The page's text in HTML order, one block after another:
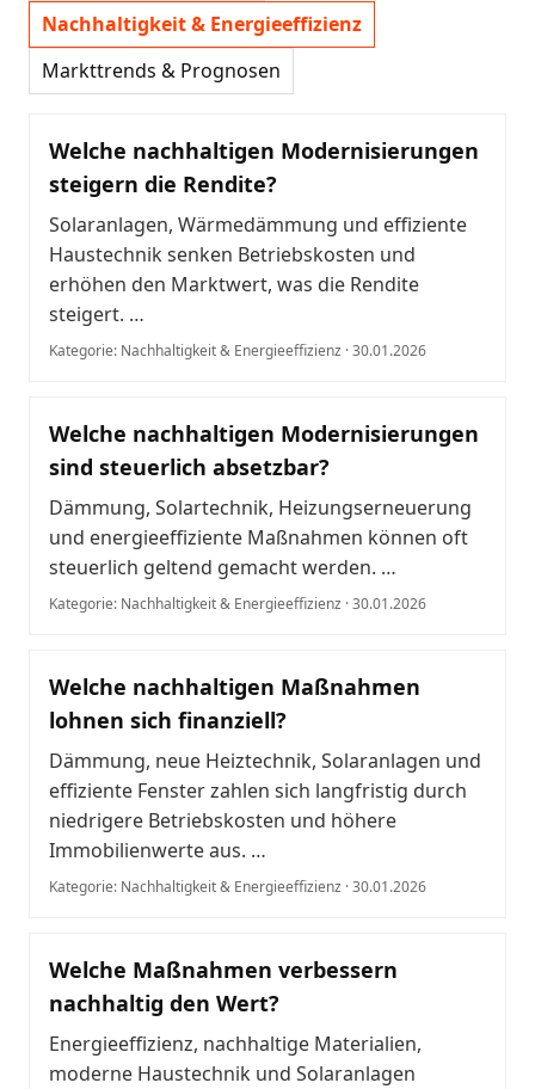
Nachhaltigkeit & Energieeffizienz
Markttrends & Prognosen
Welche nachhaltigen Modernisierungen
steigern die Rendite?
Solaranlagen, Wärmedämmung und effiziente
Haustechnik senken Betriebskosten und
erhöhen den Marktwert, was die Rendite
steigert. …
Kategorie: Nachhaltigkeit & Energieeffizienz · 30.01.2026
Welche nachhaltigen Modernisierungen
sind steuerlich absetzbar?
Dämmung, Solartechnik, Heizungserneuerung
und energieeffiziente Maßnahmen können oft
steuerlich geltend gemacht werden. …
Kategorie: Nachhaltigkeit & Energieeffizienz · 30.01.2026
Welche nachhaltigen Maßnahmen
lohnen sich finanziell?
Dämmung, neue Heiztechnik, Solaranlagen und
effiziente Fenster zahlen sich langfristig durch
niedrigere Betriebskosten und höhere
Immobilienwerte aus. …
Kategorie: Nachhaltigkeit & Energieeffizienz · 30.01.2026
Welche Maßnahmen verbessern
nachhaltig den Wert?
Energieeffizienz, nachhaltige Materialien,
moderne Haustechnik und Solaranlagen